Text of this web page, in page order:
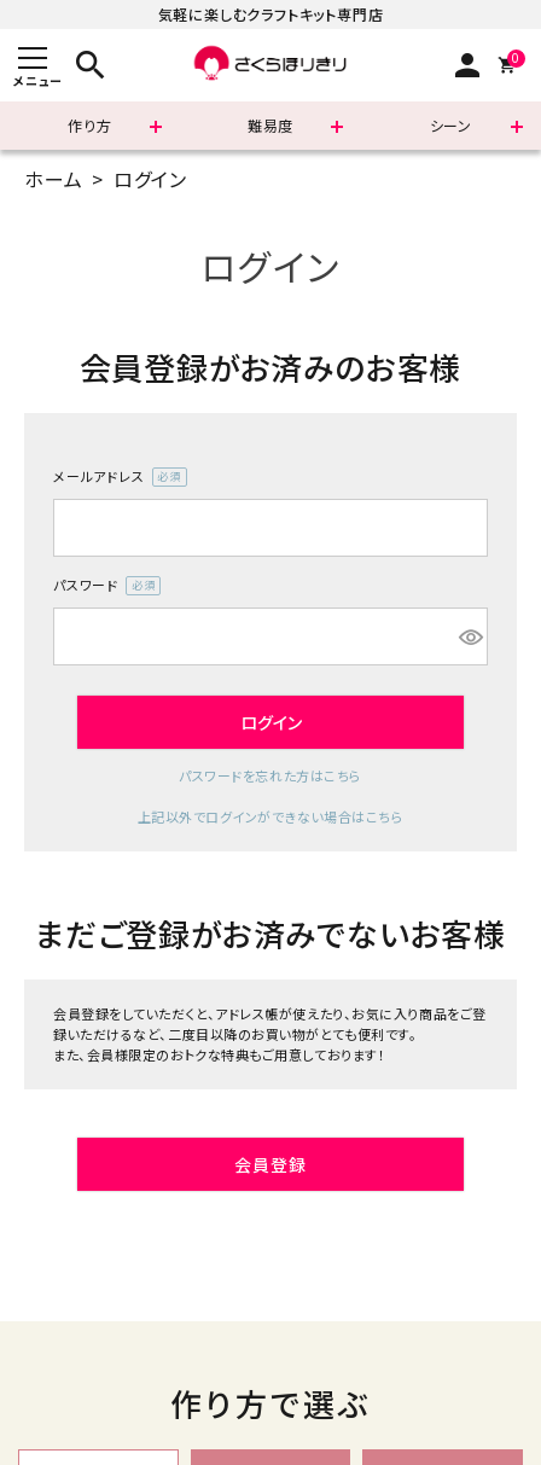
気軽に楽しむクラフトキット専門店
メニュー search person 0
作り方 難易度 シーン
まずはこちら
すべての商品
診断チャート
ジャンルで選ぶ
レビューを見る
コーポレートサイト
介護施設関係の方へ
ACCOUNT MENU
ログイン person 会員登録
ホーム ログイン
ログイン
会員登録がお済みのお客様
メールアドレス
(必
パスワード
(必
ログイン
パスワードを忘れた方はこちら
上記以外でログインができない場合はこちら
まだご登録がお済みでないお客様
会員登録をしていただくと、アドレス帳が使えたり、お気に入り商品をご登
録いただけるなど、二度目以降のお買い物がとても便利です。
また、会員様限定のおトクな特典もご用意しております！
会員登録
作り方で選ぶ